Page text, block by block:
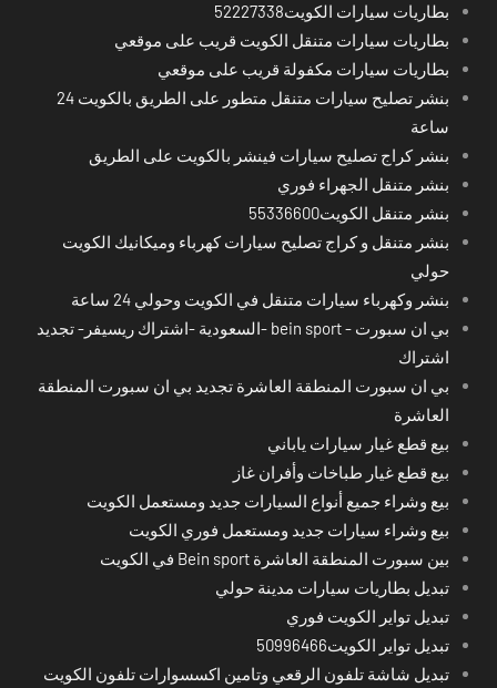
بطاريات سيارات الكويت52227338
بطاريات سيارات متنقل الكويت قريب على موقعي
بطاريات سيارات مكفولة قريب على موقعي
بنشر تصليح سيارات متنقل متطور على الطريق بالكويت 24
ساعة
بنشر كراج تصليح سيارات فينشر بالكويت على الطريق
بنشر متنقل الجهراء فوري
بنشر متنقل الكويت55336600
بنشر متنقل و كراج تصليح سيارات كهرباء وميكانيك الكويت
حولي
بنشر وكهرباء سيارات متنقل في الكويت وحولي 24 ساعة
بي ان سبورت - bein sport -السعودية -اشتراك ريسيفر- تجديد
اشتراك
بي ان سبورت المنطقة العاشرة تجديد بي ان سبورت المنطقة
العاشرة
بيع قطع غيار سيارات ياباني
بيع قطع غيار طباخات وأفران غاز
بيع وشراء جميع أنواع السيارات جديد ومستعمل الكويت
بيع وشراء سيارات جديد ومستعمل فوري الكويت
بين سبورت المنطقة العاشرة Bein sport في الكويت
تبديل بطاريات سيارات مدينة حولي
تبديل تواير الكويت فوري
تبديل تواير الكويت50996466
تبديل شاشة تلفون الرقعي وتامين اكسسوارات تلفون الكويت